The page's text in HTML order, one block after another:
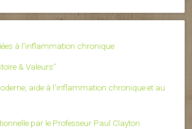
à l’inflammation chronique
& Valeurs”
aide à l'inflammation chronique et au
par le Professeur Paul Clayton